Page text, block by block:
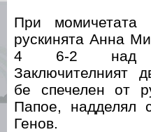
При момичетата
рускинята Анна
4 6-2 над
Заключителният
бе спечелен от
Папое, надделял
Генов.